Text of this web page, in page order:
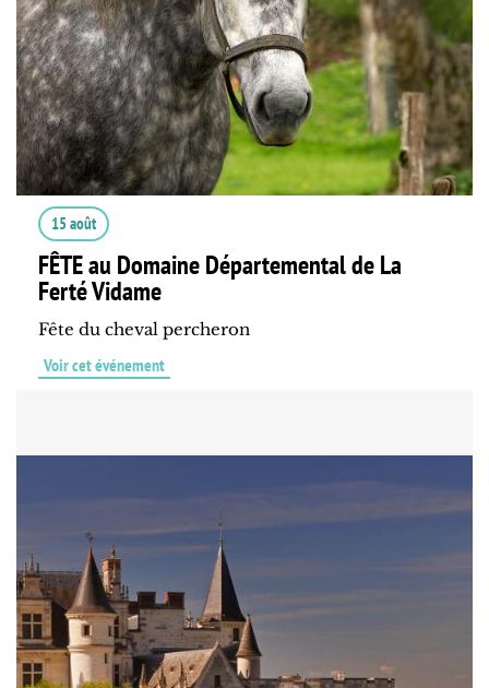
15 août
FÊTE au Domaine Départemental de La
Ferté Vidame
Fête du cheval percheron
Voir cet événement